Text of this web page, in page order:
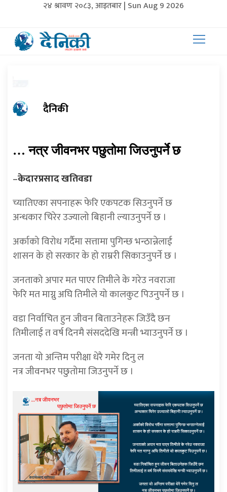
२४ श्रावण २०८३, आइतबार | Sun Aug 9 2026
दैनिकी
… नत्र जीवनभर पछुतोमा जिउनुपर्ने छ
–केदारप्रसाद खतिवडा
च्यातिएका सपनाहरू फेरि एकपटक सिउनुपर्ने छ
अन्धकार चिरेर उज्यालो बिहानी ल्याउनुपर्ने छ ।
अर्काको विरोध गर्दैमा सत्तामा पुगिन्छ भन्ठान्नेलाई
शासन के हो सरकार के हो राम्ररी सिकाउनुपर्ने छ ।
जनताको अपार मत पाएर तिमीले के गरेउ नवराजा
फेरि मत माग्नु अघि तिमीले यो कालकुट पिउनुपर्ने छ ।
वडा निर्वाचित हुन जीवन बिताउनेहरू जिउँदै छन
तिमीलाई त वर्ष दिनमै संसददेखि मन्त्री भ्याउनुपर्ने छ ।
जनता यो अन्तिम परीक्षा धेरै गमेर दिनु ल
नत्र जीवनभर पछुतोमा जिउनुपर्ने छ ।